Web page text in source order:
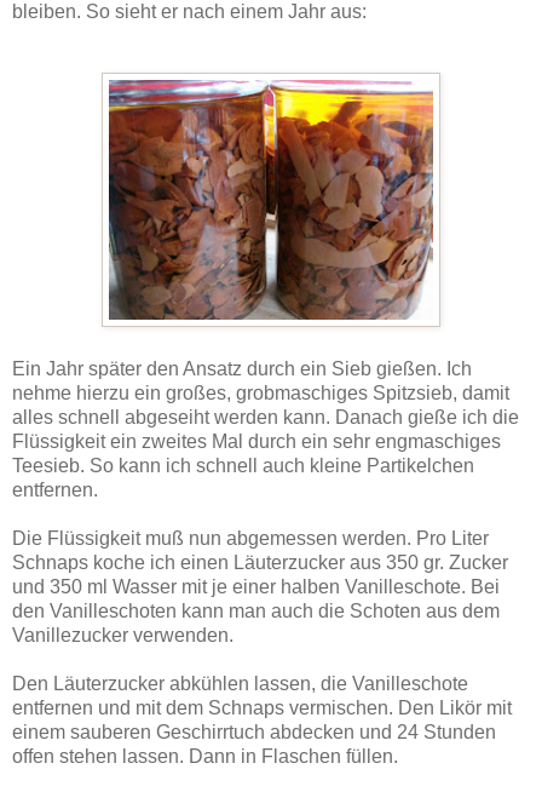
bleiben. So sieht er nach einem Jahr aus:
Ein Jahr später den Ansatz durch ein Sieb gießen. Ich
nehme hierzu ein großes, grobmaschiges Spitzsieb, damit
alles schnell abgeseiht werden kann. Danach gieße ich die
Flüssigkeit ein zweites Mal durch ein sehr engmaschiges
Teesieb. So kann ich schnell auch kleine Partikelchen
entfernen.
Die Flüssigkeit muß nun abgemessen werden. Pro Liter
Schnaps koche ich einen Läuterzucker aus 350 gr. Zucker
und 350 ml Wasser mit je einer halben Vanilleschote. Bei
den Vanilleschoten kann man auch die Schoten aus dem
Vanillezucker verwenden.
Den Läuterzucker abkühlen lassen, die Vanilleschote
entfernen und mit dem Schnaps vermischen. Den Likör mit
einem sauberen Geschirrtuch abdecken und 24 Stunden
offen stehen lassen. Dann in Flaschen füllen.